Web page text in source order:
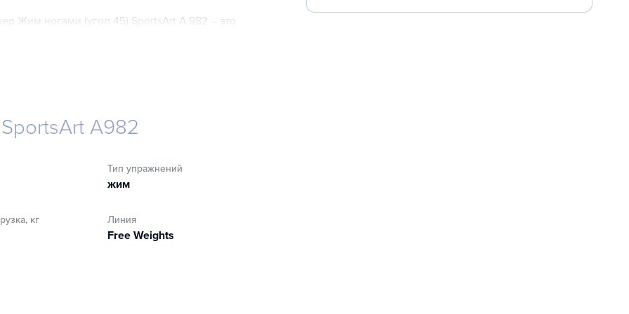
Жим ногами (угол 45) SportsArt A 982 – это
A982
Тип упражнений
жим
кг Линия
Free Weights